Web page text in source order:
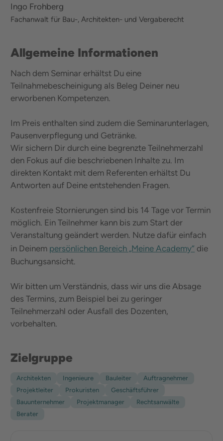
Ingo Frohberg
Fachanwalt für Bau-, Architekten- und Vergaberecht
Allgemeine Informationen
Nach dem Seminar erhältst Du eine
Teilnahmebescheinigung als Beleg Deiner neu
erworbenen Kompetenzen.
Im Preis enthalten sind zudem die Seminarunterlagen,
Pausenverpflegung und Getränke.
Wir sichern Dir durch eine begrenzte Teilnehmerzahl
den Fokus auf die beschriebenen Inhalte zu. Im
direkten Kontakt mit dem Referenten erhältst Du
Antworten auf Deine entstehenden Fragen.
Kostenfreie Stornierungen sind bis 14 Tage vor Termin
möglich. Ein Teilnehmer kann bis zum Start der
Veranstaltung geändert werden. Nutze dafür einfach
in Deinem persönlichen Bereich „Meine Academy“ die
Buchungsansicht.
Wir bitten um Verständnis, dass wir uns die Absage
des Termins, zum Beispiel bei zu geringer
Teilnehmerzahl oder Ausfall des Dozenten,
vorbehalten.
Zielgruppe
Architekten Ingenieure Bauleiter
Auftragnehmer
Projektleiter
Prokuristen
Geschäftsführer
Bauunternehmer
Projektmanager
Rechtsanwälte
Berater